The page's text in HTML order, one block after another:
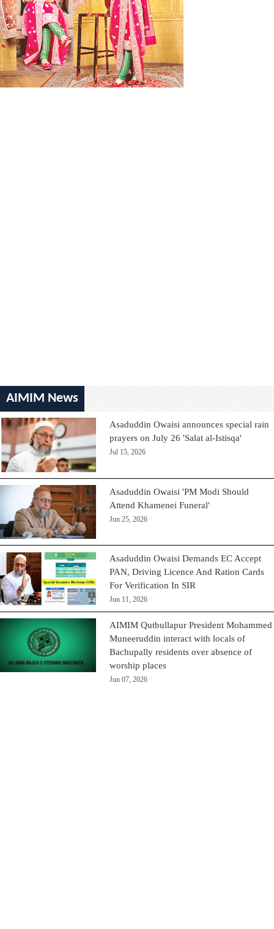
AIMIM News
Asaduddin Owaisi announces special rain
prayers on July 26 'Salat al-Istisqa'
Jul 15, 2026
Asaduddin Owaisi 'PM Modi Should
Attend Khamenei Funeral'
Jun 25, 2026
Asaduddin Owaisi Demands EC Accept
PAN, Driving Licence And Ration Cards
For Verification In SIR
Jun 11, 2026
AIMIM Qutbullapur President Mohammed
Muneeruddin interact with locals of
Bachupally residents over absence of
worship places
Jun 07, 2026